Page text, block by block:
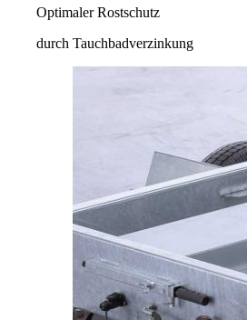
Optimaler Rostschutz
durch Tauchbadverzinkung